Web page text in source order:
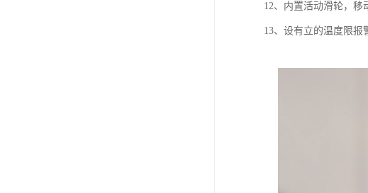
12、内置活动滑轮，移
13、设有立的温度限报